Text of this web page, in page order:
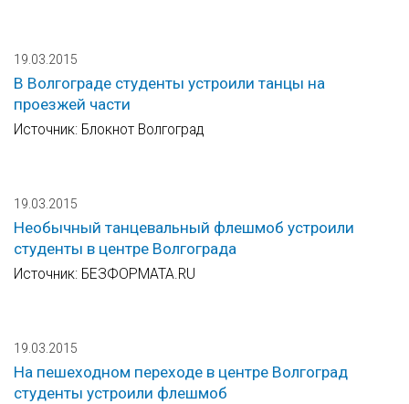
19.03.2015
В Волгограде студенты устроили танцы на
проезжей части
Источник: Блокнот Волгоград
19.03.2015
Необычный танцевальный флешмоб устроили
студенты в центре Волгограда
Источник: БЕЗФОРМАТА.RU
19.03.2015
На пешеходном переходе в центре Волгоград
студенты устроили флешмоб